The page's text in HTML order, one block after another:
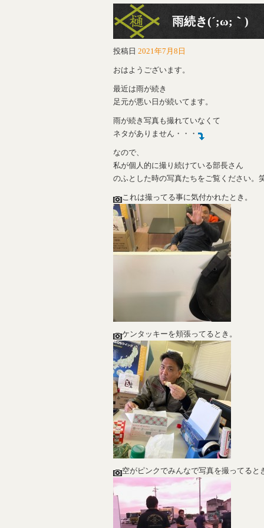
雨続き(´;ω;｀)
投稿日 2021年7月8日
おはようございます。
最近は雨が続き
足元が悪い日が続いてます。
雨が続き写真も撮れていなくて
ネタがありません・・・
なので、
私が個人的に撮り続けている部長さん
のふとした時の写真たちをご覧ください。
これは撮ってる事に気付かれたとき。
ケンタッキーを頬張ってるとき。
空がピンクでみんなで写真を撮ってると